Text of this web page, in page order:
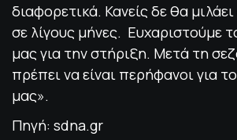
διαφορετικά. Κανείς δε θα
σε λίγους μήνες. Ευχαριστούμε
μας για την στήριξη. Μετά τη
πρέπει να είναι περήφανοι για
μας».
Πηγή: sdna.gr